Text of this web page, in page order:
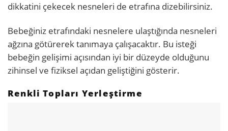
dikkatini çekecek nesneleri de etrafına dizebilirsiniz.
Bebeğiniz etrafındaki nesnelere ulaştığında nesneleri
ağzına götürerek tanımaya çalışacaktır. Bu isteği
bebeğin gelişimi açısından iyi bir düzeyde olduğunu
zihinsel ve fiziksel açıdan geliştiğini gösterir.
Renkli Topları Yerleştirme